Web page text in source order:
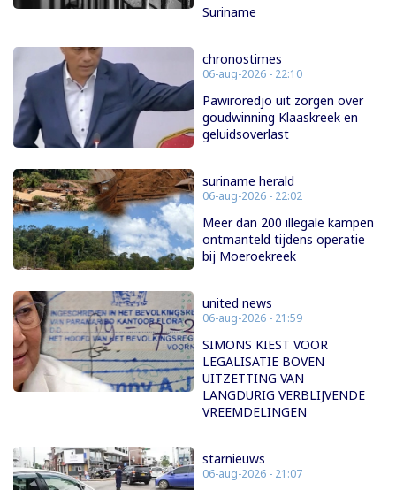
Suriname
chronostimes
06-aug-2026 - 22:10
Pawiroredjo uit zorgen over
goudwinning Klaaskreek en
geluidsoverlast
suriname herald
06-aug-2026 - 22:02
Meer dan 200 illegale kampen
ontmanteld tijdens operatie
bij Moeroekreek
united news
06-aug-2026 - 21:59
SIMONS KIEST VOOR
LEGALISATIE BOVEN
UITZETTING VAN
LANGDURIG VERBLIJVENDE
VREEMDELINGEN
starnieuws
06-aug-2026 - 21:07